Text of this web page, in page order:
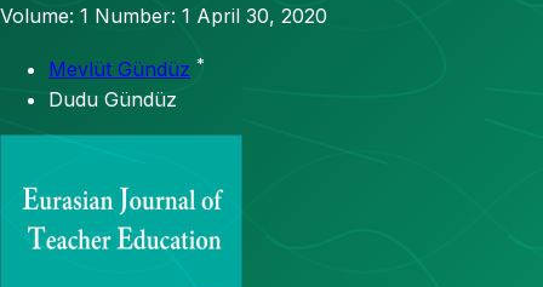
Volume: 1 Number: 1 April 30, 2020
Mevlüt Gündüz *
Dudu Gündüz